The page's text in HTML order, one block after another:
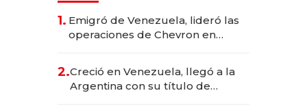
1. Emigró de Venezuela, lideró las
operaciones de Chevron en
2.Creció en Venezuela, llegó a la
Argentina con su título de